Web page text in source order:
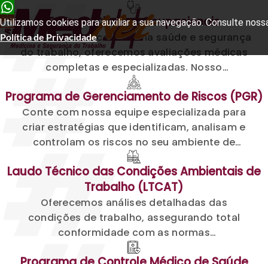
Exames ClínicosOcupacionais
Na busca por excelência na saúde e segurança
do trabalho, oferecemos avaliações médicas
completas e especializadas. Nosso
compromisso é assegurar que seus
colaboradores estejam aptos para
desempenhar suas funções, atendendo
integralmente às exigências legais
Programa de Gerenciamento de Riscos (PGR)
Conte com nossa equipe especializada para
criar estratégias que identificam, analisam e
controlam os riscos no seu ambiente de
trabalho. Garantimos segurança e saúde para
todos
Laudo Técnico das Condições Ambientais de
Trabalho (LTCAT)
Oferecemos análises detalhadas das
condições de trabalho, assegurando total
conformidade com as normas
regulamentadoras. Implementamos medidas
Utilizamos cookies para auxiliar a sua navegação. Consulte
Política de Privacidade